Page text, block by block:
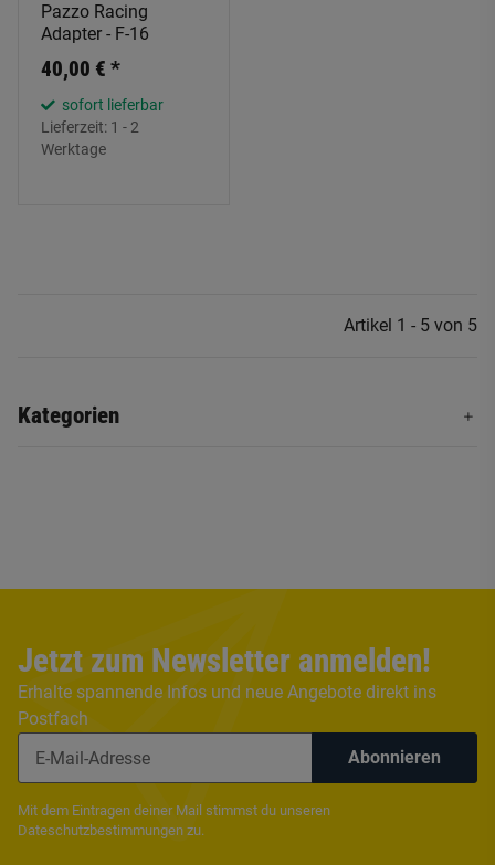
Pazzo Racing
Adapter - F-16
40,00 € *
sofort lieferbar
Lieferzeit: 1 - 2
Werktage
Artikel 1 - 5 von 5
Kategorien
Jetzt zum Newsletter anmelden!
Erhalte spannende Infos und neue Angebote direkt ins
Postfach
Abonnieren
Mit dem Eintragen deiner Mail stimmst du unseren
Dateschutzbestimmungen zu.